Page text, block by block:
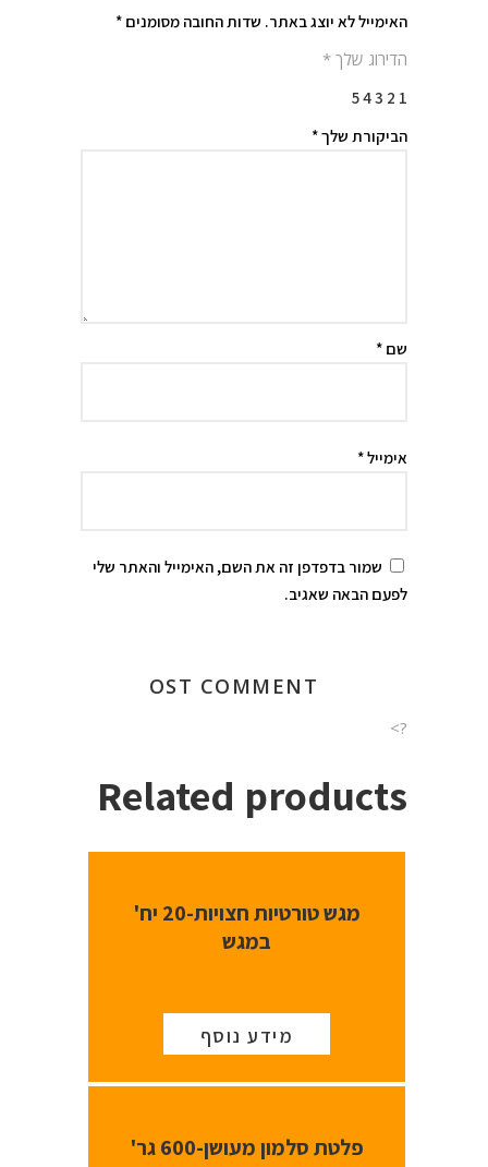
האימייל לא יוצג באתר. שדות החובה מסומנים *
הדירוג שלך *
1
2
3
4
5
הביקורת שלך*
שם *
אימייל*
שמור בדפדפן זה את השם, האימייל והאתר שלי
לפעם הבאה שאגיב.
?>
Related products
מגש טורטיות חצויות-20 יח'
במגש
מידע נוסף
פלטת סלמון מעושן-600 גר'